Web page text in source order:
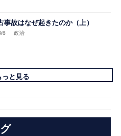
事故はなぜ起きたのか（上）
6 .政治
っと見る